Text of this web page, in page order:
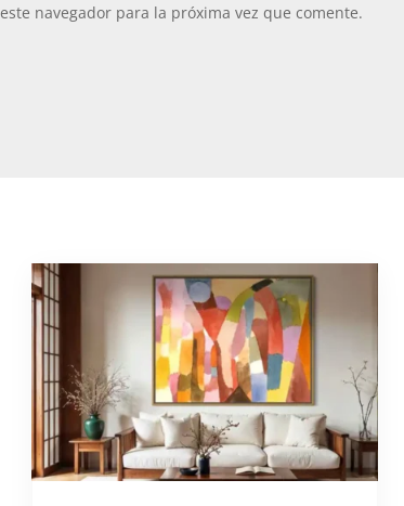
navegador para la próxima vez que comente.